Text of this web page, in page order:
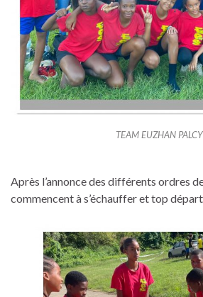
TEAM EUZHAN PALCY
Après l’annonce des différents ordres
commencent à s’échauffer et top départ.